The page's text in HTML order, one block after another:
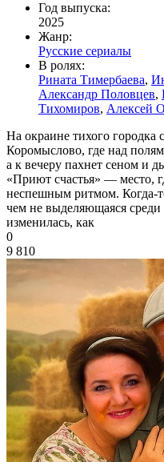
Год выпуска:
2025
Жанр:
Русские сериалы
В ролях:
Рината Тимербаева,
Александр Половцев,
Тихомиров, Алексей
На окраине тихого городка
Коромыслово, где над
а к вечеру пахнет сеном и
«Приют счастья» — место,
неспешным ритмом. Когда-
чем не выделяющаяся среди
изменилась, как
0
9 810